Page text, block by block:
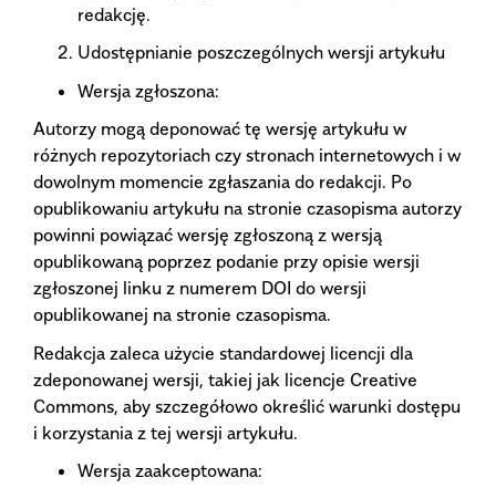
redakcję.
Udostępnianie poszczególnych wersji artykułu
Wersja zgłoszona:
Autorzy mogą deponować tę wersję artykułu w
różnych repozytoriach czy stronach internetowych i w
dowolnym momencie zgłaszania do redakcji. Po
opublikowaniu artykułu na stronie czasopisma autorzy
powinni powiązać wersję zgłoszoną z wersją
opublikowaną poprzez podanie przy opisie wersji
zgłoszonej linku z numerem DOI do wersji
opublikowanej na stronie czasopisma.
Redakcja zaleca użycie standardowej licencji dla
zdeponowanej wersji, takiej jak licencje Creative
Commons, aby szczegółowo określić warunki dostępu
i korzystania z tej wersji artykułu.
Wersja zaakceptowana: